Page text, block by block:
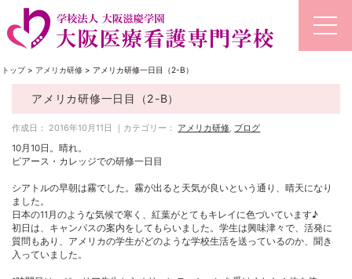
トップ> アメリカ研修 > アメリカ研修一日目（2-B）
アメリカ研修一日目（2-B）
作成日： 2016年10月11日 ｜カテゴリー： アメリカ研修, ブログ
10月10日。晴れ。
ピアース・カレッジでの研修一日目
シアトルの早朝は霧でした。霧が出ると天気が良いという通り、晴天になり
ました。
日本の11月のような気候で寒く、紅葉がとてもキレイに色づいています♪
初日は、キャンパスの案内をしてもらいました。学生は興味津々で、活発に
質問もあり、アメリカの学生がどのような学校生活を送っているのか、聞き
入っていました。